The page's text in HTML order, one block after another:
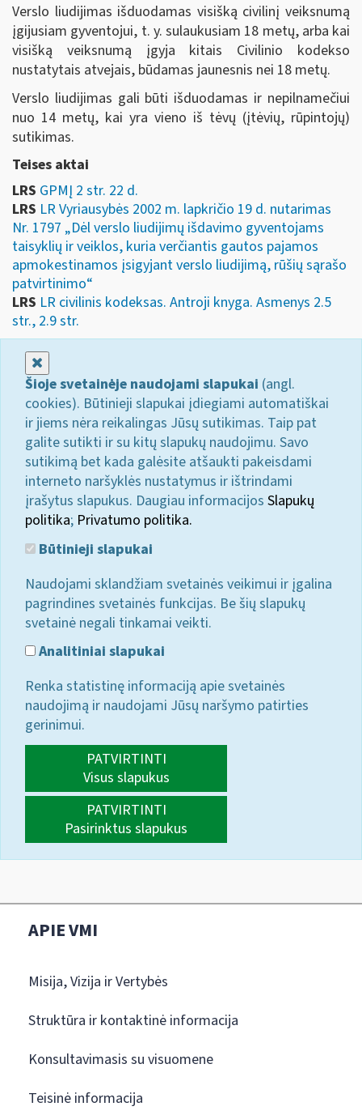
Verslo liudijimas išduodamas visišką civilinį veiksnumą
įgijusiam gyventojui, t. y. sulaukusiam 18 metų, arba kai
visišką veiksnumą įgyja kitais Civilinio kodekso
nustatytais atvejais, būdamas jaunesnis nei 18 metų.
Verslo liudijimas gali būti išduodamas ir nepilnamečiui
nuo 14 metų, kai yra vieno iš tėvų (įtėvių, rūpintojų)
sutikimas.
Teises aktai
LRS GPMĮ 2 str. 22 d.
LRS LR Vyriausybės 2002 m. lapkričio 19 d. nutarimas
Nr. 1797 „Dėl verslo liudijimų išdavimo gyventojams
taisyklių ir veiklos, kuria verčiantis gautos pajamos
apmokestinamos įsigyjant verslo liudijimą, rūšių sąrašo
patvirtinimo“
LRS LR civilinis kodeksas. Antroji knyga. Asmenys 2.5
str., 2.9 str.
Šioje svetainėje naudojami slapukai (angl.
cookies). Būtinieji slapukai įdiegiami automatiškai
ir jiems nėra reikalingas Jūsų sutikimas. Taip pat
galite sutikti ir su kitų slapukų naudojimu. Savo
sutikimą bet kada galėsite atšaukti pakeisdami
interneto naršyklės nustatymus ir ištrindami
įrašytus slapukus. Daugiau informacijos Slapukų
politika; Privatumo politika.
Būtinieji slapukai
Naudojami sklandžiam svetainės veikimui ir įgalina
pagrindines svetainės funkcijas. Be šių slapukų
svetainė negali tinkamai veikti.
Analitiniai slapukai
Renka statistinę informaciją apie svetainės
naudojimą ir naudojami Jūsų naršymo patirties
gerinimui.
PATVIRTINTI
Visus slapukus
PATVIRTINTI
Pasirinktus slapukus
APIE VMI
Misija, Vizija ir Vertybės
Struktūra ir kontaktinė informacija
Konsultavimasis su visuomene
Teisinė informacija